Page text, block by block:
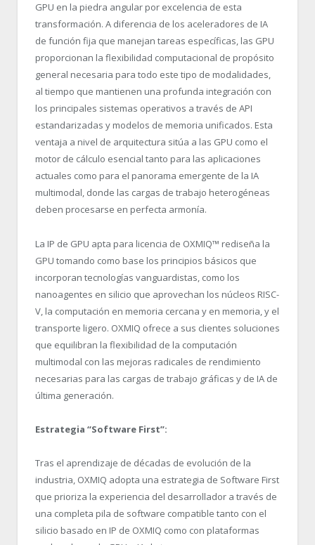
GPU en la piedra angular por excelencia de esta
transformación. A diferencia de los aceleradores de IA
de función fija que manejan tareas específicas, las GPU
proporcionan la flexibilidad computacional de propósito
general necesaria para todo este tipo de modalidades,
al tiempo que mantienen una profunda integración con
los principales sistemas operativos a través de API
estandarizadas y modelos de memoria unificados. Esta
ventaja a nivel de arquitectura sitúa a las GPU como el
motor de cálculo esencial tanto para las aplicaciones
actuales como para el panorama emergente de la IA
multimodal, donde las cargas de trabajo heterogéneas
deben procesarse en perfecta armonía.
La IP de GPU apta para licencia de OXMIQ™ rediseña la
GPU tomando como base los principios básicos que
incorporan tecnologías vanguardistas, como los
nanoagentes en silicio que aprovechan los núcleos RISC-
V, la computación en memoria cercana y en memoria, y el
transporte ligero. OXMIQ ofrece a sus clientes soluciones
que equilibran la flexibilidad de la computación
multimodal con las mejoras radicales de rendimiento
necesarias para las cargas de trabajo gráficas y de IA de
última generación.
Estrategia “Software First”:
Tras el aprendizaje de décadas de evolución de la
industria, OXMIQ adopta una estrategia de Software First
que prioriza la experiencia del desarrollador a través de
una completa pila de software compatible tanto con el
silicio basado en IP de OXMIQ como con plataformas